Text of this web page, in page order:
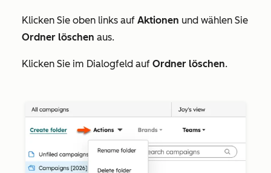
Klicken Sie oben links auf Aktionen und wählen Sie
Ordner löschen aus.
Klicken Sie im Dialogfeld auf Ordner löschen.